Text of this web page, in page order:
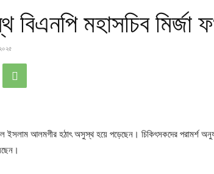
বিএনপি মহাসচিব মির্জা
ইসলাম আলমগীর হঠাৎ অসুস্থ হয়ে পড়েছেন। চিকিৎসকদের পরামর্শ